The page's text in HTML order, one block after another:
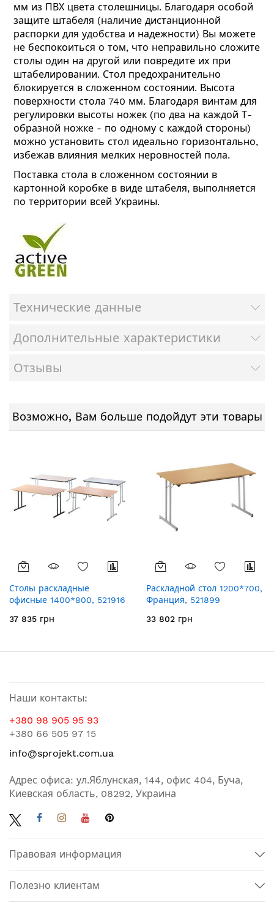
мм из ПВХ цвета столешницы. Благодаря особой
защите штабеля (наличие дистанционной
распорки для удобства и надежности) Вы можете
не беспокоиться о том, что неправильно сложите
столы один на другой или повредите их при
штабелировании. Стол предохранительно
блокируется в сложенном состоянии. Высота
поверхности стола 740 мм. Благодаря винтам для
регулировки высоты ножек (по два на каждой Т-
образной ножке - по одному с каждой стороны)
можно установить стол идеально горизонтально,
избежав влияния мелких неровностей пола.
Поставка стола в сложенном состоянии в
картонной коробке в виде штабеля, выполняется
по территории всей Украины.
Технические данные
Дополнительные характеристики
Отзывы
Возможно, Вам больше подойдут эти товары
Столы раскладные
офисные 1400*800, 521916
37 835 грн
Раскладной стол 1200*700,
Франция, 521899
33 802 грн
Наши контакты:
+380 98 905 95 93
+380 66 505 97 15
info@sprojekt.com.ua
Адрес офиса: ул.Яблунская, 144, офис 404, Буча,
Киевская область, 08292, Украина
Правовая информация
Полезно клиентам